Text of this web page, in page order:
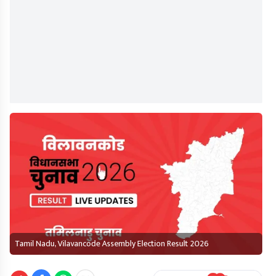
Tamil Nadu, Vilavancode Assembly Election Result 2026